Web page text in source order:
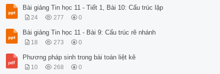
Bài giảng Tin học 11 - Tiết 1, Bài 10: Cấu trúc lặp
24 277 0
Bài giảng Tin học 11 - Bài 9: Cấu trúc rẽ nhánh
18 273 0
Phương pháp sinh trong bài toán liệt kê
10 268 0